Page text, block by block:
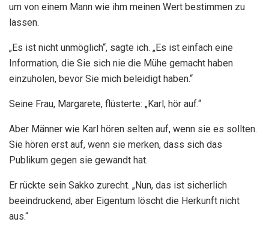
um von einem Mann wie ihm meinen Wert bestimmen zu
lassen.
„Es ist nicht unmöglich“, sagte ich. „Es ist einfach eine
Information, die Sie sich nie die Mühe gemacht haben
einzuholen, bevor Sie mich beleidigt haben.“
Seine Frau, Margarete, flüsterte: „Karl, hör auf.“
Aber Männer wie Karl hören selten auf, wenn sie es sollten.
Sie hören erst auf, wenn sie merken, dass sich das
Publikum gegen sie gewandt hat.
Er rückte sein Sakko zurecht. „Nun, das ist sicherlich
beeindruckend, aber Eigentum löscht die Herkunft nicht
aus.“